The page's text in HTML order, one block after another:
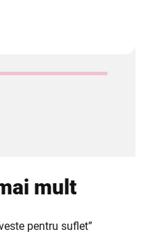
mult
pentru suflet”